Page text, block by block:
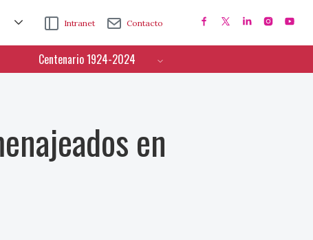
Intranet Contacto
Centenario 1924-2024
en